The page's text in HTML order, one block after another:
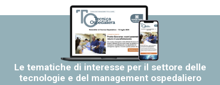
Le tematiche di interesse per il settore delle
tecnologie e del management ospedaliero